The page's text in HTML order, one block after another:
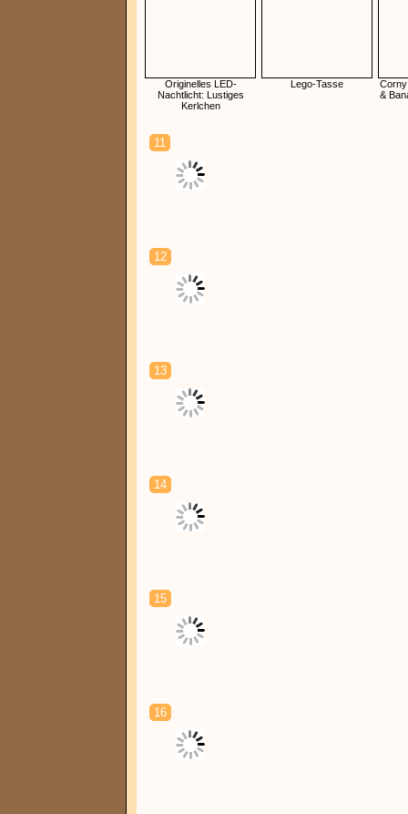
Originelles LED-
Nachtlicht: Lustiges
Kerlchen
Lego-Tasse
&
11
12
13
14
15
16